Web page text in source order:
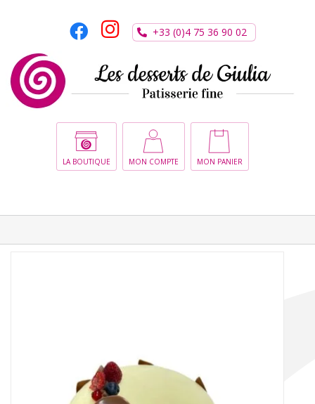
+33 (0)4 75 36 90 02
LA BOUTIQUE MON COMPTE MON PANIER
CHOIX DES OPTIONS / DÉTAILS